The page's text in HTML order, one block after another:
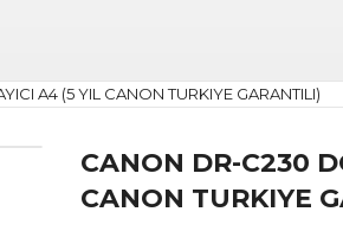
A4 (5 YIL CANON TURKIYE GARANTILI)
CANON DR-C230
CANON TURKIYE